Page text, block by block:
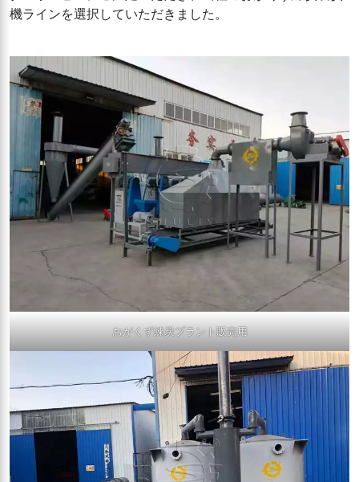
機ラインを選択していただきました。
おがくず練炭プラント販売用